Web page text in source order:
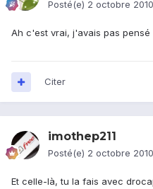
Posté(e) 2 octobre 2010
Ah c'est vrai, j'avais pas
Citer
imothep211
Posté(e) 2 octobre 2010
Et celle-là, tu la fais avec